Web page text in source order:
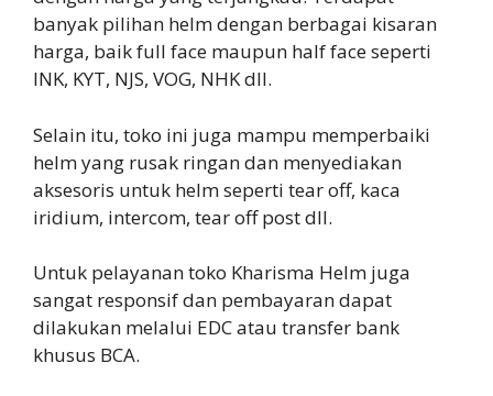
banyak pilihan helm dengan berbagai kisaran
harga, baik full face maupun half face seperti
INK, KYT, NJS, VOG, NHK dll.
Selain itu, toko ini juga mampu memperbaiki
helm yang rusak ringan dan menyediakan
aksesoris untuk helm seperti tear off, kaca
iridium, intercom, tear off post dll.
Untuk pelayanan toko Kharisma Helm juga
sangat responsif dan pembayaran dapat
dilakukan melalui EDC atau transfer bank
khusus BCA.